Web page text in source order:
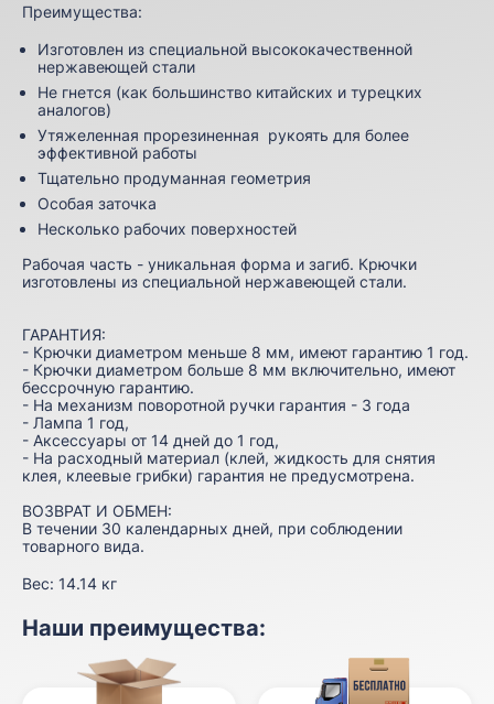
Преимущества:
Изготовлен из специальной высококачественной
нержавеющей стали
Не гнется (как большинство китайских и турецких
аналогов)
Утяжеленная прорезиненная рукоять для более
эффективной работы
Тщательно продуманная геометрия
Особая заточка
Несколько рабочих поверхностей
Рабочая часть - уникальная форма и загиб. Крючки
изготовлены из специальной нержавеющей стали.
ГАРАНТИЯ:
- Крючки диаметром меньше 8 мм, имеют гарантию 1 год.
- Крючки диаметром больше 8 мм включительно, имеют
бессрочную гарантию.
- На механизм поворотной ручки гарантия - 3 года
- Лампа 1 год,
- Аксессуары от 14 дней до 1 год,
- На расходный материал (клей, жидкость для снятия
клея, клеевые грибки) гарантия не предусмотрена.
ВОЗВРАТ И ОБМЕН:
В течении 30 календарных дней, при соблюдении
товарного вида.
Вес: 14.14 кг
Наши преимущества: